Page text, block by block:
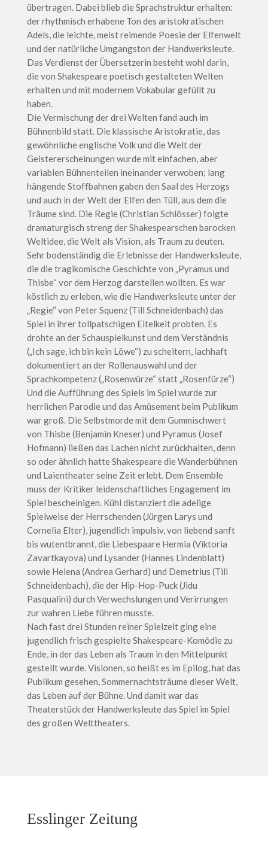
übertragen. Dabei blieb die Sprachstruktur erhalten:
der rhythmisch erhabene Ton des aristokratischen
Adels, die leichte, meist reimende Poesie der Elfenwelt
und der natürliche Umgangston der Handwerksleute.
Das Verdienst der Übersetzerin besteht wohl darin,
die von Shakespeare poetisch gestalteten Welten
erhalten und mit modernem Vokabular gefüllt zu
haben.
Die Vermischung der drei Welten fand auch im
Bühnenbild statt. Die klassische Aristokratie, das
gewöhnliche englische Volk und die Welt der
Geistererscheinungen wurde mit einfachen, aber
variablen Bühnenteilen ineinander verwoben; lang
hängende Stoffbahnen gaben den Saal des Herzogs
und auch in der Welt der Elfen den Tüll, aus dem die
Träume sind. Die Regie (Christian Schlösser) folgte
dramaturgisch streng der Shakespearschen barocken
Weltidee, die Welt als Vision, als Traum zu deuten.
Sehr bodenständig die Erlebnisse der Handwerksleute,
die die tragikomische Geschichte von „Pyramus und
Thisbe“ vor dem Herzog darstellen wollten. Es war
köstlich zu erleben, wie die Handwerksleute unter der
„Regie“ von Peter Squenz (Till Schneidenbach) das
Spiel in ihrer tollpatschigen Eitelkeit probten. Es
drohte an der Schauspielkunst und dem Verständnis
(„Ich sage, ich bin kein Löwe“) zu scheitern, lachhaft
dokumentiert an der Rollenauswahl und der
Sprachkompetenz („Rosenwürze“ statt „Rosenfürze“)
Und die Aufführung des Spiels im Spiel wurde zur
herrlichen Parodie und das Amüsement beim Publikum
war groß. Die Selbstmorde mit dem Gummischwert
von Thisbe (Benjamin Kneser) und Pyramus (Josef
Hofmann) ließen das Lachen nicht zurückhalten, denn
so oder ähnlich hatte Shakespeare die Wanderbühnen
und Laientheater seine Zeit erlebt. Dem Ensemble
muss der Kritiker leidenschaftliches Engagement im
Spiel bescheinigen. Kühl distanziert die adelige
Spielweise der Herrschenden (Jürgen Larys und
Cornelia Elter), jugendlich impulsiv, von liebend sanft
bis wutentbrannt, die Liebespaare Hermia (Viktoria
Zavartkayova) und Lysander (Hannes Lindenblatt)
sowie Helena (Andrea Gerhard) und Demetrius (Till
Schneidenbach), die der Hip-Hop-Puck (Jidu
Pasqualini) durch Verwechslungen und Verirrungen
zur wahren Liebe führen musste.
Nach fast drei Stunden reiner Spielzeit ging eine
jugendlich frisch gespielte Shakespeare-Komödie zu
Ende, in der das Leben als Traum in den Mittelpunkt
gestellt wurde. Visionen, so heißt es im Epilog, hat das
Publikum gesehen, Sommernachtsträume dieser Welt,
das Leben auf der Bühne. Und damit war das
Theaterstück der Handwerksleute das Spiel im Spiel
des großen Welttheaters.
Esslinger Zeitung